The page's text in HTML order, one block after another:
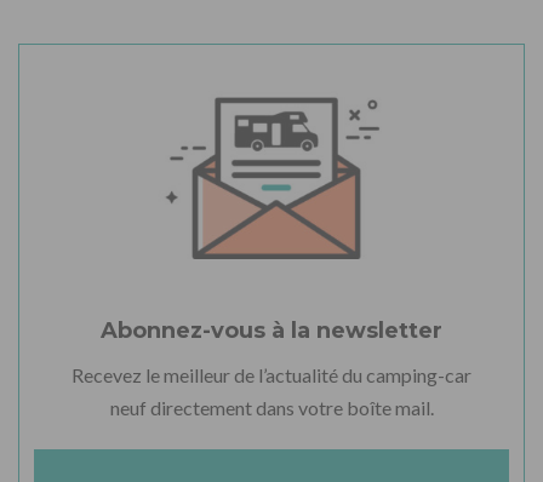
Abonnez-vous à la newsletter
Recevez le meilleur de l’actualité du camping-car
neuf directement dans votre boîte mail.